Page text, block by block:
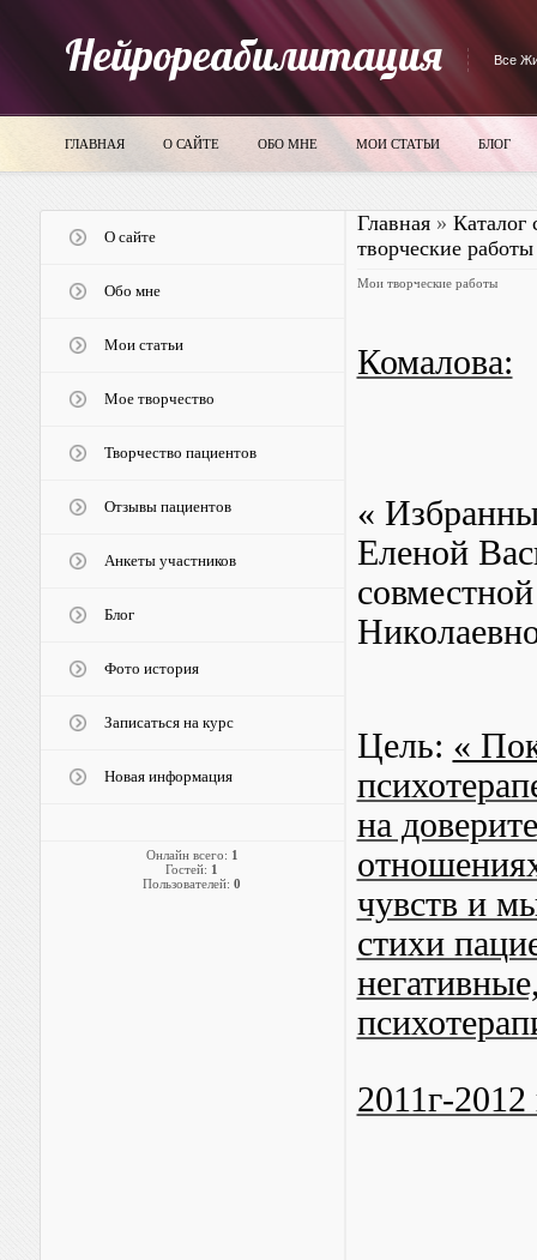
Нейрореабилитация Все
ГЛАВНАЯ О САЙТЕ ОБО МНЕ МОИ СТАТЬИ БЛОГ
О сайте
Обо мне
Мои статьи
Мое творчество
Творчество пациентов
Отзывы пациентов
Анкеты участников
Блог
Фото история
Записаться на курс
Новая информация
Онлайн всего: 1
Гостей: 1
Пользователей: 0
Главная» Каталог
творческие работы
Мои творческие работы
Комалова:
«
Еленой
Цель: «
на
чувств и
стихи
2011г-2012